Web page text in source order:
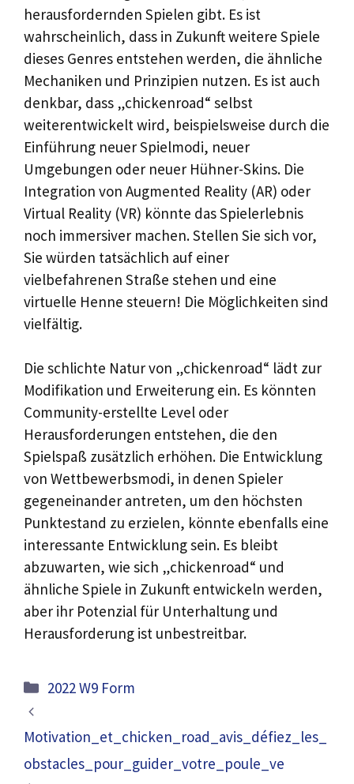
herausfordernden Spielen gibt. Es ist
wahrscheinlich, dass in Zukunft weitere Spiele
dieses Genres entstehen werden, die ähnliche
Mechaniken und Prinzipien nutzen. Es ist auch
denkbar, dass „chickenroad“ selbst
weiterentwickelt wird, beispielsweise durch die
Einführung neuer Spielmodi, neuer
Umgebungen oder neuer Hühner-Skins. Die
Integration von Augmented Reality (AR) oder
Virtual Reality (VR) könnte das Spielerlebnis
noch immersiver machen. Stellen Sie sich vor,
Sie würden tatsächlich auf einer
vielbefahrenen Straße stehen und eine
virtuelle Henne steuern! Die Möglichkeiten sind
vielfältig.
Die schlichte Natur von „chickenroad“ lädt zur
Modifikation und Erweiterung ein. Es könnten
Community-erstellte Level oder
Herausforderungen entstehen, die den
Spielspaß zusätzlich erhöhen. Die Entwicklung
von Wettbewerbsmodi, in denen Spieler
gegeneinander antreten, um den höchsten
Punktestand zu erzielen, könnte ebenfalls eine
interessante Entwicklung sein. Es bleibt
abzuwarten, wie sich „chickenroad“ und
ähnliche Spiele in Zukunft entwickeln werden,
aber ihr Potenzial für Unterhaltung und
Herausforderung ist unbestreitbar.
Categories
2022 W9 Form
Motivation_et_chicken_road_avis_défiez_les_
obstacles_pour_guider_votre_poule_ve